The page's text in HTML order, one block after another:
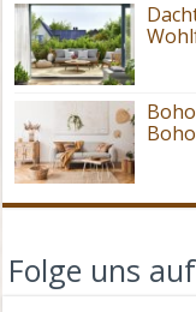
Folge uns